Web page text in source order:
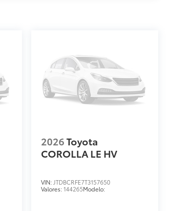
2026Toyota
COROLLA LE HV
VIN: JTDBCRFE7T3157650
Valores:144265Modelo: